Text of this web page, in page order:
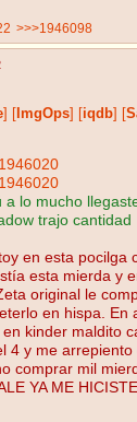
>>>1946098
ImgOps iqdb
a lo mucho
trajo cantidad
en esta pocilga
esta mierda y
original le
en hispa. En
kinder maldito
4 y me
comprar mil
YA ME